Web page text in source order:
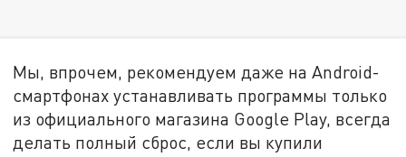
Мы, впрочем, рекомендуем даже на Android-
смартфонах устанавливать программы только
из официального магазина Google Play, всегда
делать полный сброс, если вы купили